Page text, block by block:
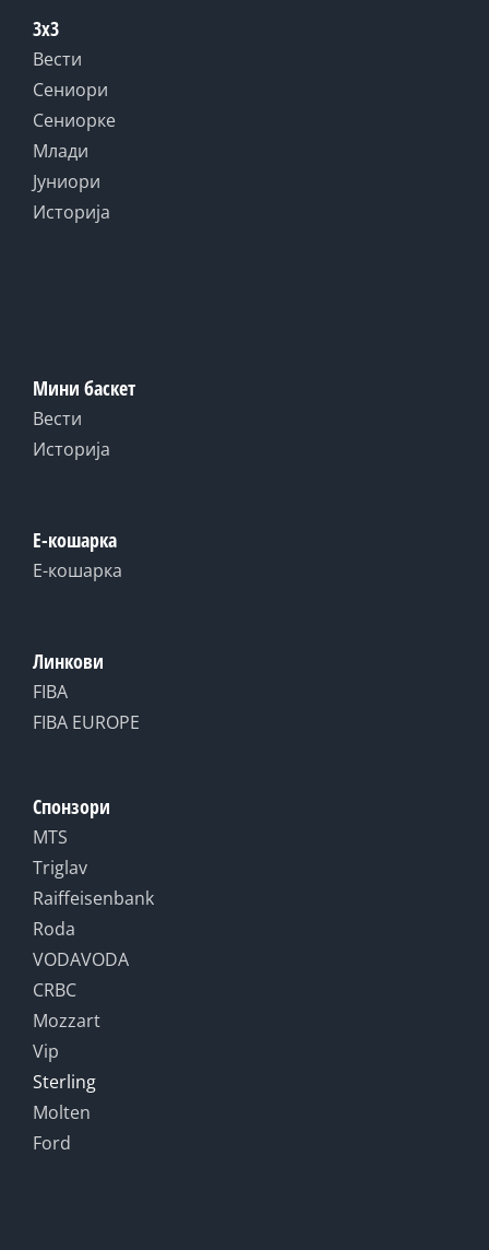
3x3
Вести
Сениори
Сениорке
Млади
Јуниори
Историја
Мини баскет
Вести
Историја
Е-кошарка
Е-кошарка
Линкови
FIBA
FIBA EUROPE
Спонзори
MTS
Triglav
Raiffeisenbank
Roda
VODAVODA
CRBC
Mozzart
Vip
Sterling
Molten
Ford